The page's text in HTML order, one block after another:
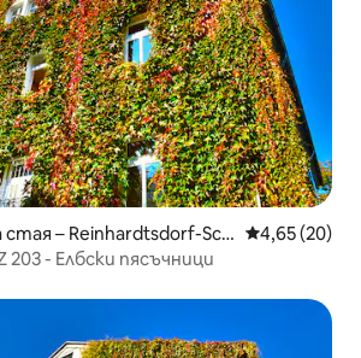
– Reinhardtsdorf-Sch Средна
4,65 (20)
- Елбски пясъчници